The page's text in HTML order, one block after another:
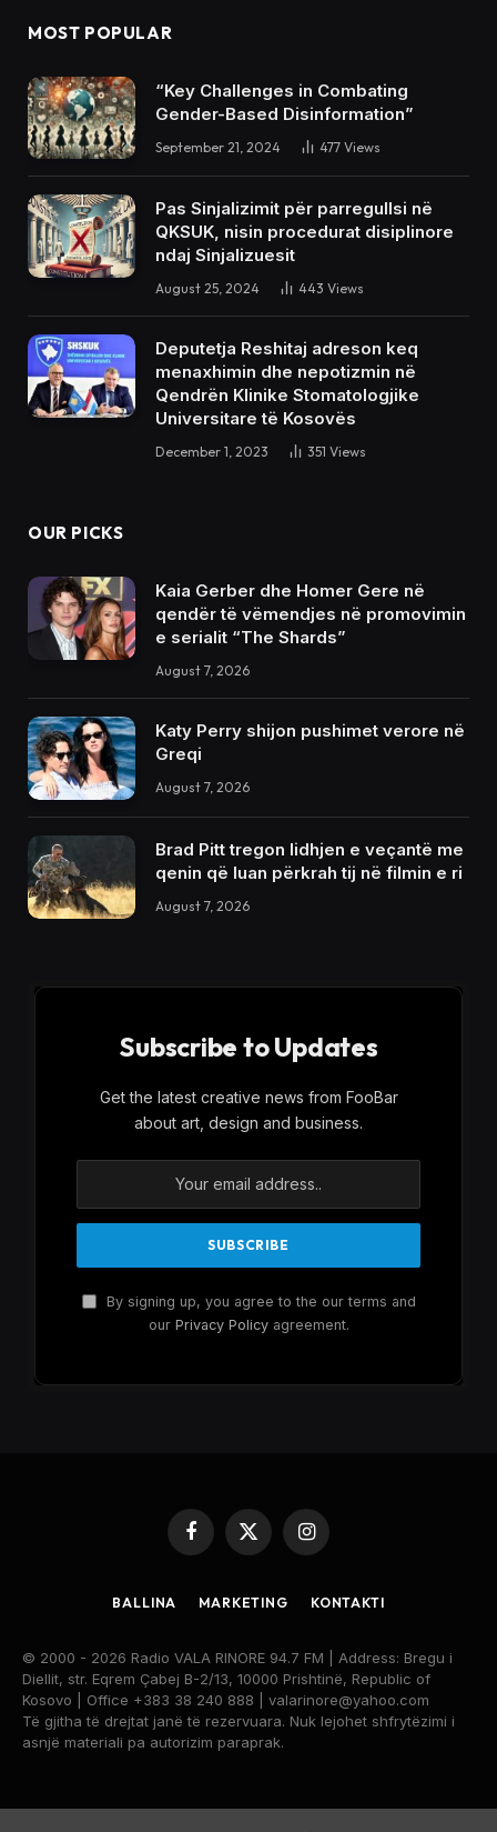
MOST POPULAR
“Key Challenges in Combating
Gender-Based Disinformation”
September 21, 2024 477 Views
Pas Sinjalizimit për parregullsi në
QKSUK, nisin procedurat disiplinore
ndaj Sinjalizuesit
August 25, 2024 443 Views
Deputetja Reshitaj adreson keq
menaxhimin dhe nepotizmin në
Qendrën Klinike Stomatologjike
Universitare të Kosovës
December 1, 2023 351 Views
OUR PICKS
Kaia Gerber dhe Homer Gere në
qendër të vëmendjes në promovimin
e serialit “The Shards”
August 7, 2026
Katy Perry shijon pushimet verore në
Greqi
August 7, 2026
Brad Pitt tregon lidhjen e veçantë me
qenin që luan përkrah tij në filmin e ri
August 7, 2026
Subscribe to Updates
Get the latest creative news from FooBar
about art, design and business.
By signing up, you agree to the our terms and
our Privacy Policyagreement.
Facebook
X
(Twitter)
Instagram
BALLINA MARKETING KONTAKTI
© 2000 - 2026 Radio VALA RINORE 94.7 FM | Address: Bregu i
Diellit, str. Eqrem Çabej B-2/13, 10000 Prishtinë, Republic of
Kosovo | Office +383 38 240 888 | valarinore@yahoo.com
Të gjitha të drejtat janë të rezervuara. Nuk lejohet shfrytëzimi i
asnjë materiali pa autorizim paraprak.